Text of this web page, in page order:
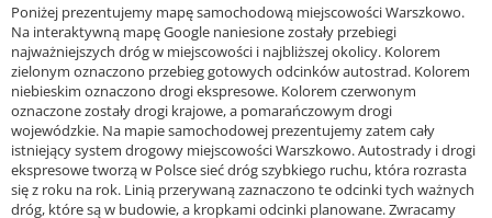
Poniżej prezentujemy mapę samochodową miejscowości Warszkowo.
Na interaktywną mapę Google naniesione zostały przebiegi
najważniejszych dróg w miejscowości i najbliższej okolicy. Kolorem
zielonym oznaczono przebieg gotowych odcinków autostrad. Kolorem
niebieskim oznaczono drogi ekspresowe. Kolorem czerwonym
oznaczone zostały drogi krajowe, a pomarańczowym drogi
wojewódzkie. Na mapie samochodowej prezentujemy zatem cały
istniejący system drogowy miejscowości Warszkowo. Autostrady i drogi
ekspresowe tworzą w Polsce sieć dróg szybkiego ruchu, która rozrasta
się z roku na rok. Linią przerywaną zaznaczono te odcinki tych ważnych
dróg, które są w budowie, a kropkami odcinki planowane. Zwracamy